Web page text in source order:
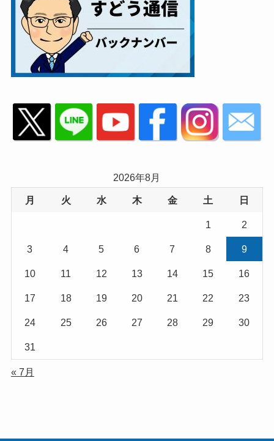
2026年8月
月 火 水 木 金 土 日
1 2
3 4 5 6 7 8 9
10 11 12 13 14 15 16
17 18 19 20 21 22 23
24 25 26 27 28 29 30
31
« 7月